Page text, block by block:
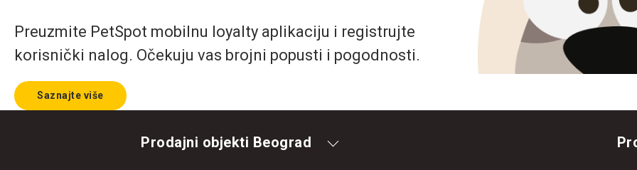
Preuzmite PetSpot mobilnu loyalty aplikaciju i registrujte
korisnički nalog. Očekuju vas brojni popusti i pogodnosti.
Saznajte više
Prodajni objekti Beograd